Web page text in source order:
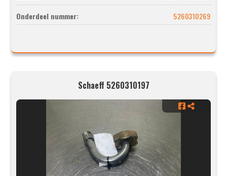
Onderdeel nummer:
5260310269
Schaeff 5260310197